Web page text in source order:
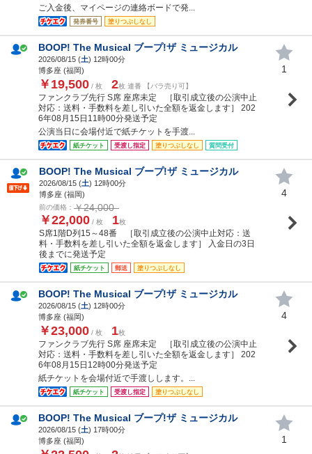
ご入金後、マイページの連絡ボードで発...
発券番号 塗りつぶしなし
BOOP! The Musical ブープ!ザ ミュージカル
2026/08/15 (土) 12時00分
博多座 (福岡)
￥19,500 / 枚 2枚 連番 【バラ売り可】
ファンクラブ先行 S席 座席未定 ［取引成立後の公演中止
対応：送料・手数料を差し引いた全額を返金します］ 202
6年08月15日11時00分発送予定
公演当日に会場付近で紙チケットを手渡...
紙チケット 受渡し指定 塗りつぶしなし 質問受付
1
BOOP! The Musical ブープ!ザ ミュージカル
2026/08/15 (土) 12時00分
博多座 (福岡)
前の価格： ￥24,000
￥22,000 / 枚 1枚
S席1階D列15～48番 ［取引成立後の公演中止対応：送
料・手数料を差し引いた全額を返金します］ 入金日の3日
後までに発送予定
紙チケット 郵送 塗りつぶしなし
4
BOOP! The Musical ブープ!ザ ミュージカル
2026/08/15 (土) 12時00分
博多座 (福岡)
￥23,000 / 枚 1枚
ファンクラブ先行 S席 座席未定 ［取引成立後の公演中止
対応：送料・手数料を差し引いた全額を返金します］ 202
6年08月15日12時00分発送予定
紙チケットを会場付近で手渡しします。...
紙チケット 受渡し指定 塗りつぶしなし
4
BOOP! The Musical ブープ!ザ ミュージカル
2026/08/15 (土) 17時00分
博多座 (福岡)
1